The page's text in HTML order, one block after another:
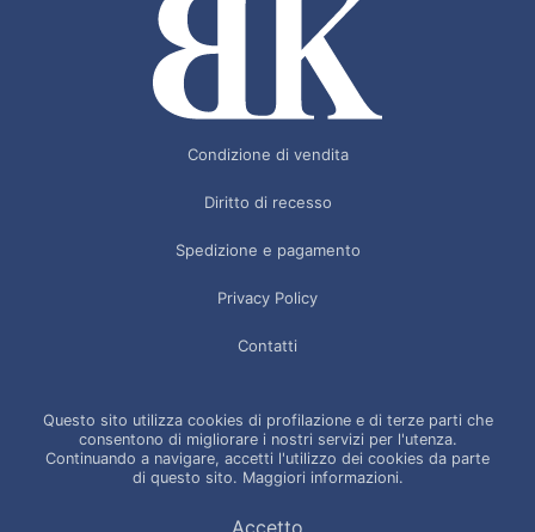
Condizione di vendita
Diritto di recesso
Spedizione e pagamento
Privacy Policy
Contatti
B.K. Srl - Via S. Cannizzaro 18, 20090, Buccinasco (MI) Italia - P.IVA
00921720157
Questo sito utilizza cookies di profilazione e di terze parti che
consentono di migliorare i nostri servizi per l'utenza.
Continuando a navigare, accetti l'utilizzo dei cookies da parte
di questo sito. Maggiori informazioni.
Accetto